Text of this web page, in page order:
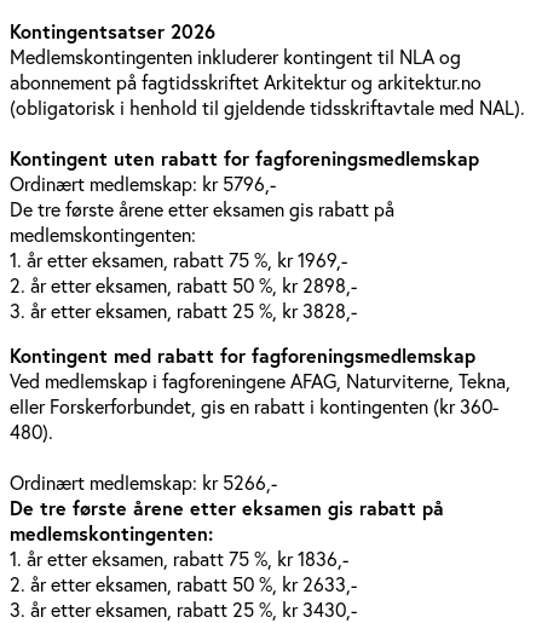
Kontingentsatser 2026
Medlemskontingenten inkluderer kontingent til NLA og
abonnement på fagtidsskriftet Arkitektur og arkitektur.no
(obligatorisk i henhold til gjeldende tidsskriftavtale med NAL).
Kontingent uten rabatt for fagforeningsmedlemskap
Ordinært medlemskap: kr 5796,-
De tre første årene etter eksamen gis rabatt på
medlemskontingenten:
1. år etter eksamen, rabatt 75 %, kr 1969,-
2. år etter eksamen, rabatt 50 %, kr 2898,-
3. år etter eksamen, rabatt 25 %, kr 3828,-
Kontingent med rabatt for fagforeningsmedlemskap
Ved medlemskap i fagforeningene AFAG, Naturviterne, Tekna,
eller Forskerforbundet, gis en rabatt i kontingenten (kr 360-
480).
Ordinært medlemskap: kr 5266,-
De tre første årene etter eksamen gis rabatt på
medlemskontingenten:
1. år etter eksamen, rabatt 75 %, kr 1836,-
2. år etter eksamen, rabatt 50 %, kr 2633,-
3. år etter eksamen, rabatt 25 %, kr 3430,-